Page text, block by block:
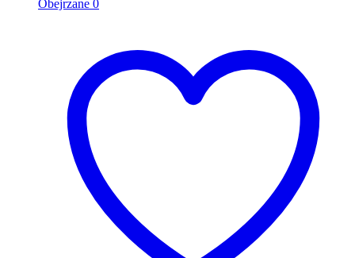
Obejrzane 0